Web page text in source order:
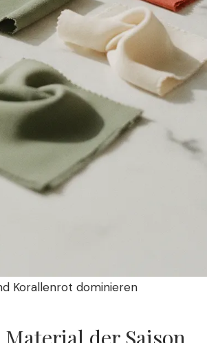
Korallenrot dominieren
der Saison